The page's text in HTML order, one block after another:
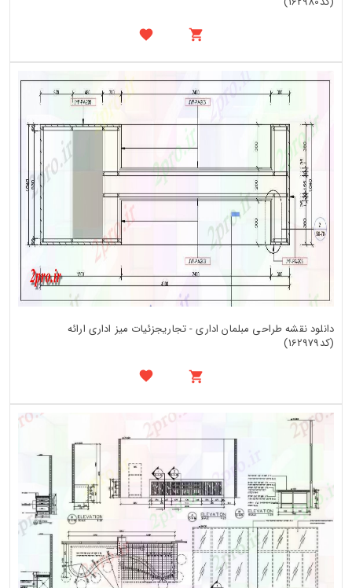
دانلود نقشه طراحی مبلمان اداری - تجاریجزئیات میز اداری ارائه
(کد162979)